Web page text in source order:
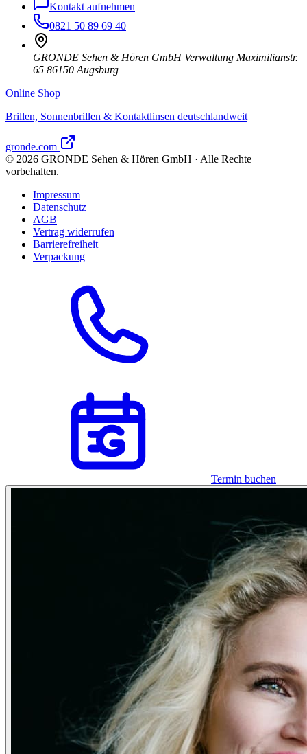
Kontakt aufnehmen
0821 50 89 69 40
GRONDE Sehen & Hören GmbH Verwaltung Maximilianstr.
65 86150 Augsburg
Online Shop
Brillen, Sonnenbrillen & Kontaktlinsen deutschlandweit
gronde.com
© 2026 GRONDE Sehen & Hören GmbH · Alle Rechte
vorbehalten.
Impressum
Datenschutz
AGB
Vertrag widerrufen
Barrierefreiheit
Verpackung
Termin buchen